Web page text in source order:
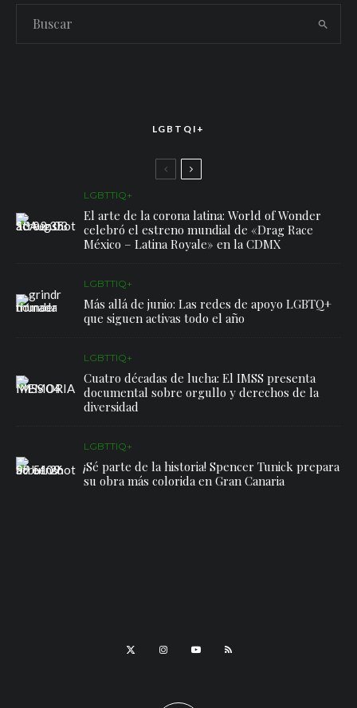
LGBTQI+
LGBTTIQ+
El arte de la corona latina: World of Wonder
celebró el estreno mundial de «Drag Race
México – Latina Royale» en la CDMX
LGBTTIQ+
Más allá de junio: Las redes de apoyo LGBTQ+
que siguen activas todo el año
LGBTTIQ+
Cuatro décadas de lucha: El IMSS presenta
documental sobre orgullo y derechos de la
diversidad
LGBTTIQ+
¡Sé parte de la historia! Spencer Tunick prepara
su obra más colorida en Gran Canaria